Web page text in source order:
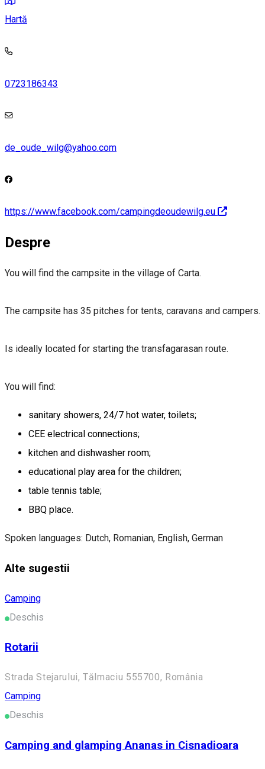
Hartă
0723186343
de_oude_wilg@yahoo.com
https://www.facebook.com/campingdeoudewilg.eu
Despre
You will find the campsite in the village of Carta.
The campsite has 35 pitches for tents, caravans and campers.
Is ideally located for starting the transfagarasan route.
You will find:
sanitary showers, 24/7 hot water, toilets;
CEE electrical connections;
kitchen and dishwasher room;
educational play area for the children;
table tennis table;
BBQ place.
Spoken languages: Dutch, Romanian, English, German
Alte sugestii
Camping
Deschis
Rotarii
Strada Stejarului, Tălmaciu 555700, România
Camping
Deschis
Camping and glamping Ananas in Cisnadioara